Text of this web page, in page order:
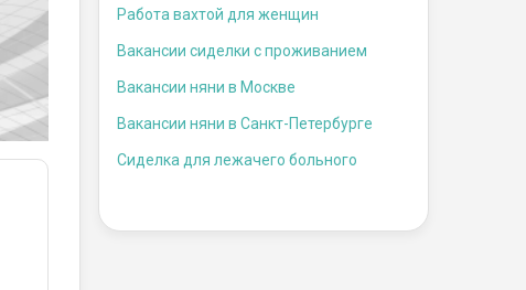
Работа вахтой для женщин
Вакансии сиделки с проживанием
Вакансии няни в Москве
Вакансии няни в Санкт-Петербурге
Сиделка для лежачего больного